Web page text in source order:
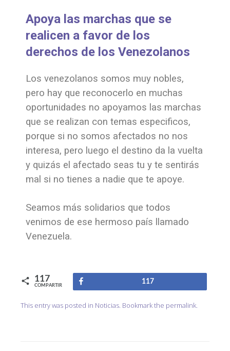
Apoya las marchas que se
realicen a favor de los
derechos de los Venezolanos
Los venezolanos somos muy nobles,
pero hay que reconocerlo en muchas
oportunidades no apoyamos las marchas
que se realizan con temas especificos,
porque si no somos afectados no nos
interesa, pero luego el destino da la vuelta
y quizás el afectado seas tu y te sentirás
mal si no tienes a nadie que te apoye.
Seamos más solidarios que todos
venimos de ese hermoso país llamado
Venezuela.
117
COMPARTIR
117
This entry was posted in Noticias. Bookmark the permalink.